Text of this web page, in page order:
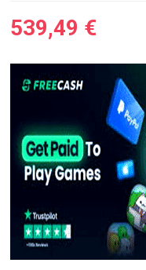
539,49 €